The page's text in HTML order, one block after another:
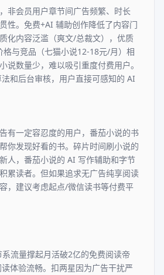
非会员用户章节间广告频繁、时长
性。免费+AI 辅助创作降低了内容门
化内容泛滥（爽文/总裁文），优质
格与竞品（七猫小说12-18元/月）相
说数量少，难以吸引重度付费用户。
和后台审核，用户直接可感知的 AI
有一定容忍度的用户，番茄小说的书
你发现好看的书。碎片时间刷小说的
人，番茄小说的 AI 写作辅助和字节
累读者。但如果追求无广告纯享阅读
，建议考虑起点/微信读书等付费平
流量撑起月活破2亿的免费阅读帝
体验流畅。扣两星因为广告干扰严